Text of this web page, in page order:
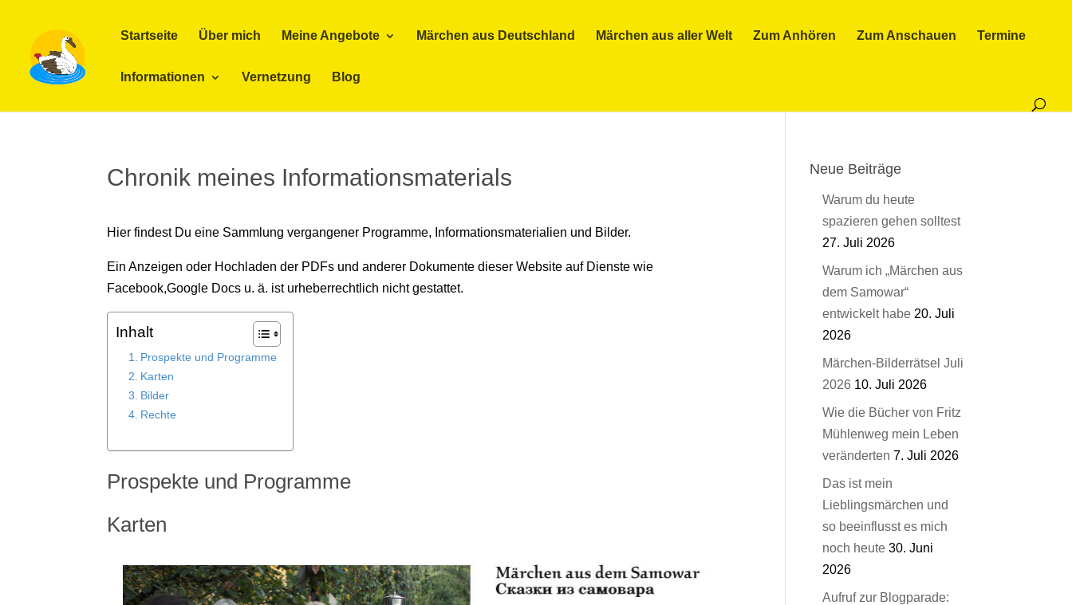
Startseite Über mich Meine Angebote Märchen aus Deutschland Märchen aus aller Welt Zum Anhören Zum Anschauen Termine
Informationen Vernetzung Blog
Chronik meines Informationsmaterials
Hier findest Du eine Sammlung vergangener Programme, Informationsmaterialien und Bilder.
Ein Anzeigen oder Hochladen der PDFs und anderer Dokumente dieser Website auf Dienste wie
Facebook,Google Docs u. ä. ist urheberrechtlich nicht gestattet.
Inhalt
Prospekte und Programme
Karten
Bilder
Rechte
Prospekte und Programme
Karten
Neue Beiträge
Warum du heute
spazieren gehen solltest
27. Juli 2026
Warum ich „Märchen aus
dem Samowar“
entwickelt habe 20. Juli
2026
Märchen-Bilderrätsel Juli
2026 10. Juli 2026
Wie die Bücher von Fritz
Mühlenweg mein Leben
veränderten 7. Juli 2026
Das ist mein
Lieblingsmärchen und
so beeinflusst es mich
noch heute 30. Juni
2026
Aufruf zur Blogparade: